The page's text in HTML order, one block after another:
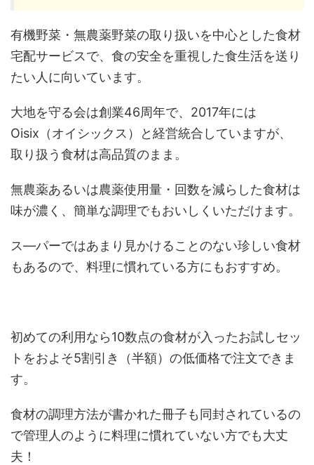
有機野菜・無農薬野菜の取り扱いを中心とした食材
宅配サービスで、食の安全を重視した食生活を送り
たい人に向いています。
大地を守る会は創業46周年で、2017年には
Oisix（オイシックス）と経営統合していますが、
取り扱う食材は高品質のまま。
無農薬あるいは農薬使用量・回数を減らした食材は
味が濃く、簡単な調理でもおいしくいただけます。
ス―パーではあまり見かけることのない珍しい食材
もあるので、料理に慣れている方にもおすすめ。
初めての利用なら10数点の食材が入ったお試しセッ
トをおよそ5割引き（半額）の低価格で注文できま
す。
食材の調理方法が書かれた冊子も同封されているの
で管理人のように料理に慣れていない方でも大丈
夫！